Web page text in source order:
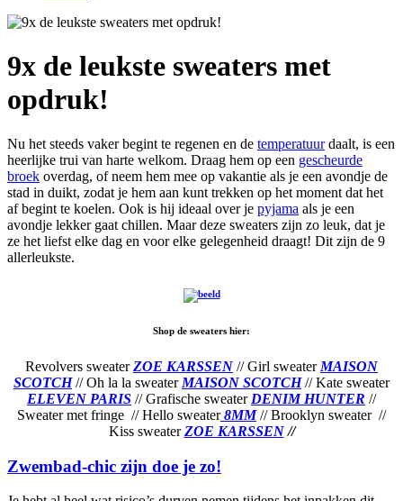
9x de leukste sweaters met
opdruk!
Nu het steeds vaker begint te regenen en de temperatuurdaalt, is een
heerlijke trui van harte welkom. Draag hem op een gescheurde
broek overdag, of neem hem mee op vakantie als je een avondje de
stad in duikt, zodat je hem aan kunt trekken op het moment dat het
af begint te koelen. Ook is hij ideaal over je pyjama als je een
avondje lekker gaat chillen. Maar deze sweaters zijn zo leuk, dat je
ze het liefst elke dag en voor elke gelegenheid draagt! Dit zijn de 9
allerleukste.
Shop de sweaters hier:
Revolvers sweaterZOE KARSSEN // Girl sweater MAISON
SCOTCH// Oh la la sweater MAISON SCOTCH// Kate sweater
ELEVEN PARIS // Grafische sweater DENIM HUNTER //
Sweater met fringe // Hello sweater8MM// Brooklyn sweater //
Kiss sweaterZOE KARSSEN//
Zwembad-chic zijn doe je zo!